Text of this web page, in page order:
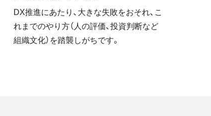
DX推進にあたり、大きな失敗をおそれ、こ
れまでのやり方（人の評価、投資判断など
組織文化）を踏襲しがちです。